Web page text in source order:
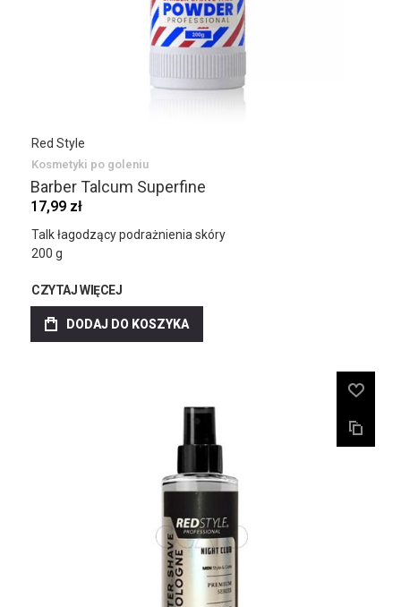
Red Style
Kosmetyki po goleniu
Barber Talcum Superfine
17,99 zł
Talk łagodzący podrażnienia skóry
200 g
CZYTAJ WIĘCEJ
DODAJ DO KOSZYKA